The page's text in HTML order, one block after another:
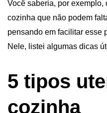
Você saberia, por
cozinha que não podem
pensando em facilitar esse
Nele, listei algumas dicas
5 tipos
cozinha